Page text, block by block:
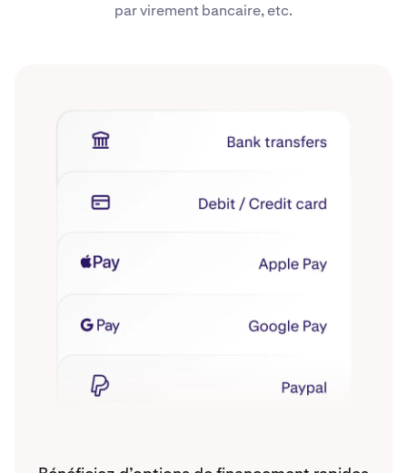
par virement bancaire, etc.